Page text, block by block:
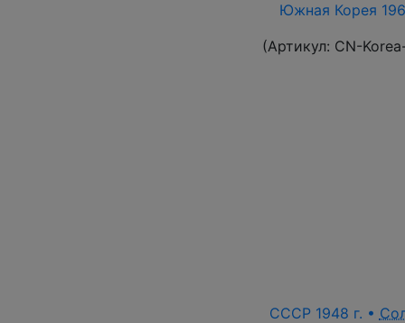
Южная Корея
(Артикул: CN-
СССР 1948 г. •